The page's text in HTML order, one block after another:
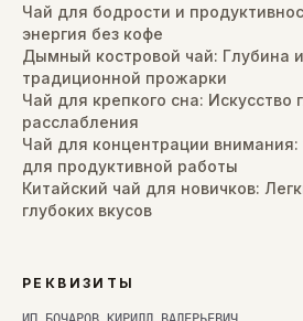
Чай для бодрости и
энергия без кофе
Дымный костровой чай: Глубина
традиционной прожарки
Чай для крепкого сна: Искусство
расслабления
Чай для концентрации
для продуктивной работы
Китайский чай для новичков:
глубоких вкусов
РЕКВИЗИТЫ